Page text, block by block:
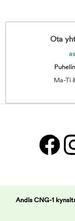
Ota
Ma-Ti
Andis CNG-1